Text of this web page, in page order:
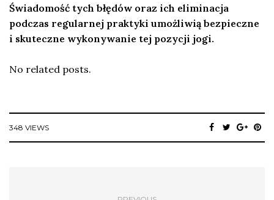
Świadomość tych błędów oraz ich eliminacja
podczas regularnej praktyki umożliwią bezpieczne
i skuteczne wykonywanie tej pozycji jogi.
No related posts.
348 VIEWS